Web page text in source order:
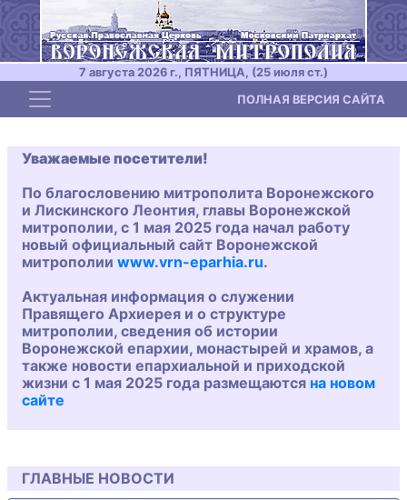
7 августа 2026 г., ПЯТНИЦА, (25 июля ст.)
Toggle navigation ПОЛНАЯ ВЕРСИЯ САЙТА
Уважаемые посетители!
По благословению митрополита Воронежского
и Лискинского Леонтия, главы Воронежской
митрополии, с 1 мая 2025 года начал работу
новый официальный сайт Воронежской
митрополии www.vrn-eparhia.ru.
Актуальная информация о служении
Правящего Архиерея и о структуре
митрополии, сведения об истории
Воронежской епархии, монастырей и храмов, а
также новости епархиальной и приходской
жизни с 1 мая 2025 года размещаются на новом
сайте
ГЛАВНЫЕ НОВОСТИ